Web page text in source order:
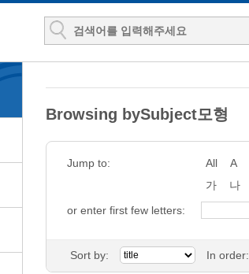
Browsing bySubject모형
Jump to: All A
가
나
or enter first few letters:
Sort by: In order: